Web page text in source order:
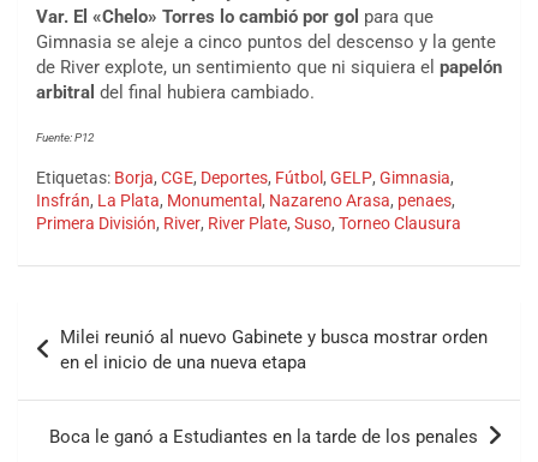
Var. El «Chelo» Torres lo cambió por gol para que
Gimnasia se aleje a cinco puntos del descenso y la gente
de River explote, un sentimiento que ni siquiera el papelón
arbitral del final hubiera cambiado.
Fuente: P12
Etiquetas: Borja, CGE, Deportes, Fútbol , GELP, Gimnasia,
Insfrán, La Plata, Monumental , Nazareno Arasa, penaes,
Primera División, River, River Plate, Suso, Torneo Clausura
Milei reunió al nuevo Gabinete y busca mostrar orden
en el inicio de una nueva etapa
Boca le ganó a Estudiantes en la tarde de los penales